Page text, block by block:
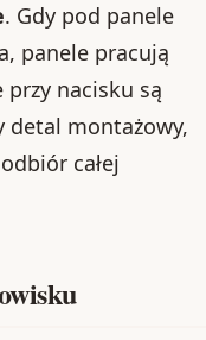
. Gdy pod panele
panele pracują
nacisku są
detal montażowy,
całej